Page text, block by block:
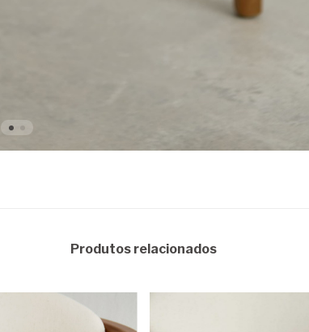
Produtos relacionados